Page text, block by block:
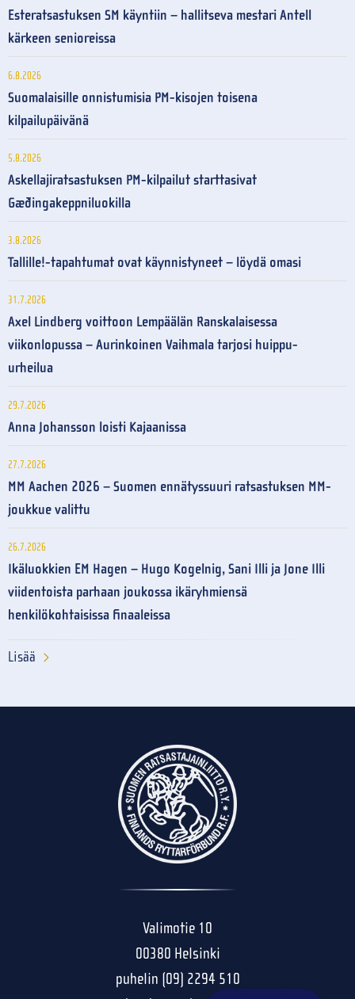
Esteratsastuksen SM käyntiin – hallitseva mestari Antell
kärkeen senioreissa
6.8.2026
Suomalaisille onnistumisia PM-kisojen toisena
kilpailupäivänä
5.8.2026
Askellajiratsastuksen PM-kilpailut starttasivat
Gæðingakeppniluokilla
3.8.2026
Tallille!-tapahtumat ovat käynnistyneet – löydä omasi
31.7.2026
Axel Lindberg voittoon Lempäälän Ranskalaisessa
viikonlopussa – Aurinkoinen Vaihmala tarjosi huippu-
urheilua
29.7.2026
Anna Johansson loisti Kajaanissa
27.7.2026
MM Aachen 2026 – Suomen ennätyssuuri ratsastuksen MM-
joukkue valittu
26.7.2026
Ikäluokkien EM Hagen – Hugo Kogelnig, Sani Illi ja Jone Illi
viidentoista parhaan joukossa ikäryhmiensä
henkilökohtaisissa finaaleissa
Lisää
Valimotie 10
00380 Helsinki
puhelin (09) 2294 510